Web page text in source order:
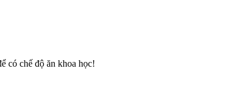
có chế độ ăn khoa học!